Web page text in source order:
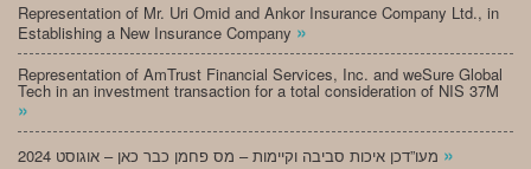
Representation of Mr. Uri Omid and Ankor Insurance Company Ltd., in
Establishing a New Insurance Company »
Representation of AmTrust Financial Services, Inc. and weSure Global
Tech in an investment transaction for a total consideration of NIS 37M
»
»